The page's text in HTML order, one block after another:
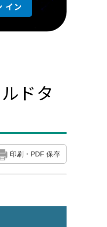
イン
ドタ
印刷・PDF 保存